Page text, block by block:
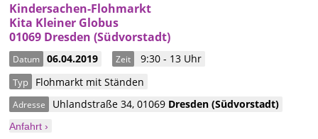
Kindersachen-Flohmarkt
Kita Kleiner Globus
01069 Dresden (Südvorstadt)
Datum 06.04.2019 Zeit 9:30 - 13 Uhr
Typ Flohmarkt mit Ständen
Adresse Uhlandstraße 34,01069 Dresden(Südvorstadt)
Anfahrt ›